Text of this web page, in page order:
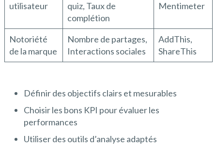
utilisateur
quiz, Taux de
complétion
Mentimeter
Notoriété
de la marque
Nombre de partages,
Interactions sociales
AddThis,
ShareThis
Définir des objectifs clairs et mesurables
Choisir les bons KPI pour évaluer les
performances
Utiliser des outils d’analyse adaptés